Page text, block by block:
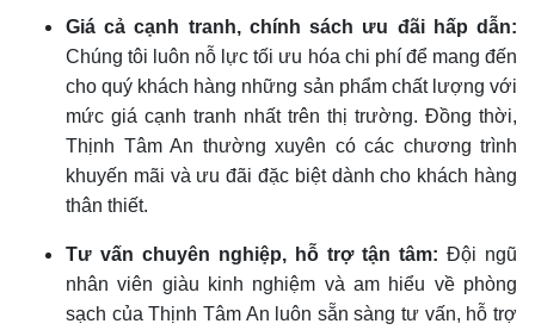
Giá cả cạnh tranh, chính sách ưu đãi hấp dẫn:
Chúng tôi luôn nỗ lực tối ưu hóa chi phí để mang đến
cho quý khách hàng những sản phẩm chất lượng với
mức giá cạnh tranh nhất trên thị trường. Đồng thời,
Thịnh Tâm An thường xuyên có các chương trình
khuyến mãi và ưu đãi đặc biệt dành cho khách hàng
thân thiết.
Tư vấn chuyên nghiệp, hỗ trợ tận tâm: Đội ngũ
nhân viên giàu kinh nghiệm và am hiểu về phòng
sạch của Thịnh Tâm An luôn sẵn sàng tư vấn, hỗ trợ